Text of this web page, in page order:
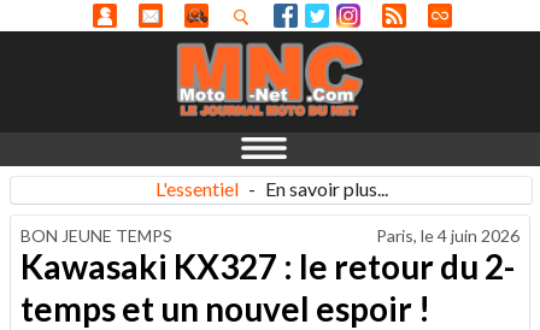
L'essentiel - En savoir plus...
BON JEUNE TEMPS Paris, le4 juin 2026
Kawasaki KX327 : le retour du 2-
temps et un nouvel espoir !